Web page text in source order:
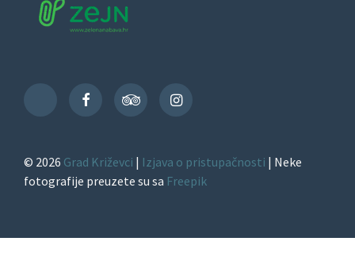
TikTok
FacebookTripAdvisorInstagram
© 2026 Grad Križevci | Izjava o pristupačnosti | Neke
fotografije preuzete su sa Freepik